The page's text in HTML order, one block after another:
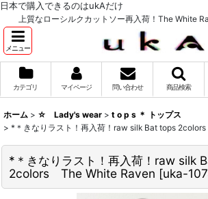
日本で購入できるのはukAだけ
上質なローシルクカットソー再入荷！The White
メニュー
カテゴリ マイページ 問い合わせ 商品検索
ホーム > ☆ Lady's wear > t o p s ＊ トップス
> *＊きなりラスト！再入荷！raw silk Bat tops
*＊きなりラスト！再入荷！raw silk
2colors The White Raven [uka-